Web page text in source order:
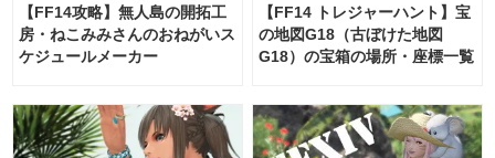
【FF14攻略】無人島の開拓工
房・ねこみみさんのおねがいス
ケジュールメーカー
【FF14 トレジャーハント】宝
の地図G18（古ぼけた地図
G18）の宝箱の場所・座標一覧